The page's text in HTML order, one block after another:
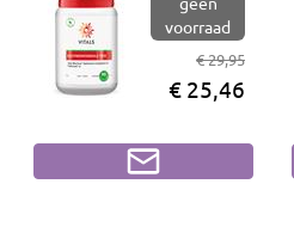
voorraad
€ 29,95
€ 25,46